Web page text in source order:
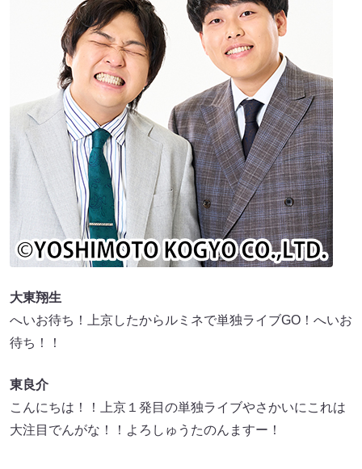
大東翔生
へいお待ち！上京したからルミネで単独ライブGO！へいお
待ち！！
東良介
こんにちは！！上京１発目の単独ライブやさかいにこれは
大注目でんがな！！よろしゅうたのんますー！